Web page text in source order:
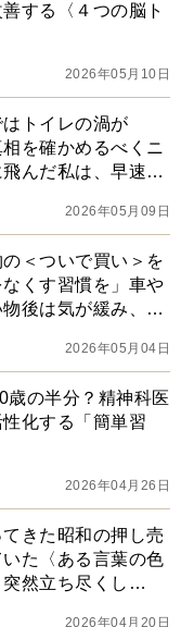
する〈４つの脳ト
2026年05月10日
トイレの渦が
相を確かめるべくニ
んだ私は、早速ト
2026年05月09日
＜ついで買い＞を
くす習慣を」車や
後は気が緩み、不
】
2026年05月04日
歳の半分？精神科医
化する「簡単習
2026年04月26日
きた昭和の押し売
た〈ある言葉の色
突然立ち尽くし…
2026年04月20日